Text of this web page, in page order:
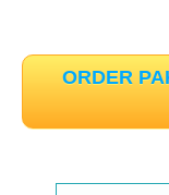
ORDER